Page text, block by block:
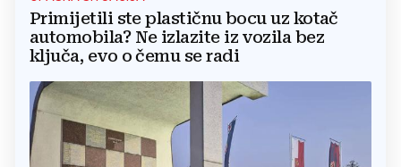
Primijetili ste plastičnu bocu uz kotač
automobila? Ne izlazite iz vozila bez
ključa, evo o čemu se radi